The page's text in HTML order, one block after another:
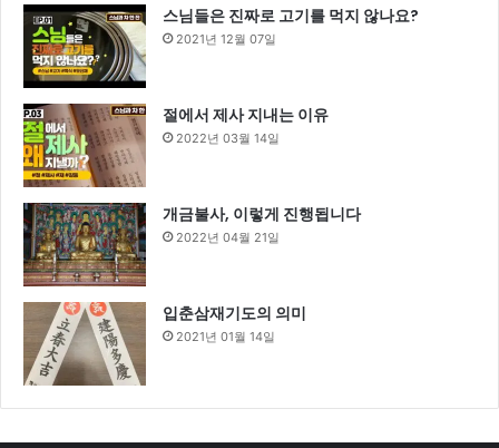
스님들은 진짜로 고기를 먹지 않나요?
2021년 12월 07일
절에서 제사 지내는 이유
2022년 03월 14일
개금불사, 이렇게 진행됩니다
2022년 04월 21일
입춘삼재기도의 의미
2021년 01월 14일